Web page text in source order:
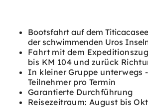
Bootsfahrt auf dem
der schwimmenden Uros
Fahrt mit dem
bis KM 104 und zurück
In kleiner Gruppe unterwegs
Teilnehmer pro Termin
Garantierte Durchführung
Reisezeitraum: August bis